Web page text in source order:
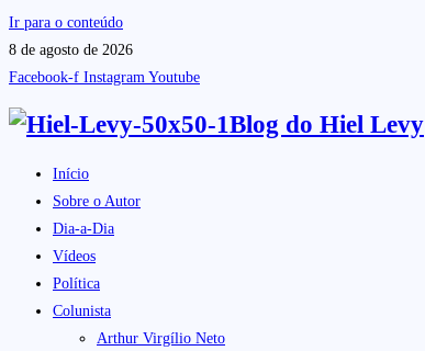
Ir para o conteúdo
8 de agosto de 2026
Facebook-f Instagram Youtube
Blog do Hiel Levy
Início
Sobre o Autor
Dia-a-Dia
Vídeos
Política
Colunista
Arthur Virgílio Neto